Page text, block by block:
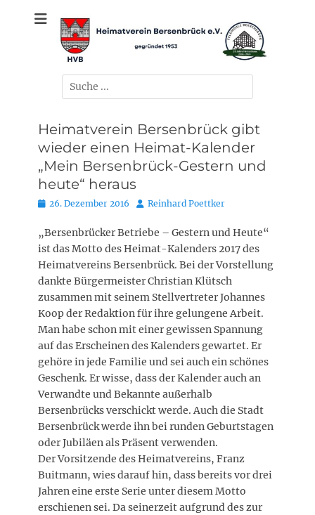
Heimatverein
Bersenbrück e.V.
gegründet 1953
Suchen
nach:
Heimatverein Bersenbrück gibt
wieder einen Heimat-Kalender
„Mein Bersenbrück-Gestern und
heute“ heraus
Posted
26. Dezember 2016 AutorReinhard Poettker
„Bersenbrücker Betriebe – Gestern und Heute“
ist das Motto des Heimat-Kalenders 2017 des
Heimatvereins Bersenbrück. Bei der Vorstellung
dankte Bürgermeister Christian Klütsch
zusammen mit seinem Stellvertreter Johannes
Koop der Redaktion für ihre gelungene Arbeit.
Man habe schon mit einer gewissen Spannung
auf das Erscheinen des Kalenders gewartet. Er
gehöre in jede Familie und sei auch ein schönes
Geschenk. Er wisse, dass der Kalender auch an
Verwandte und Bekannte außerhalb
Bersenbrücks verschickt werde. Auch die Stadt
Bersenbrück werde ihn bei runden Geburtstagen
oder Jubiläen als Präsent verwenden.
Der Vorsitzende des Heimatvereins, Franz
Buitmann, wies darauf hin, dass bereits vor drei
Jahren eine erste Serie unter diesem Motto
erschienen sei. Da seinerzeit aufgrund des zur